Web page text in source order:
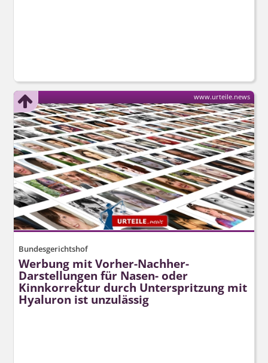
Bundesgerichtshof
Werbung mit Vorher-Nachher-
Darstellungen für Nasen- oder
Kinnkorrektur durch Unterspritzung mit
Hyaluron ist unzulässig
www.urteile.news